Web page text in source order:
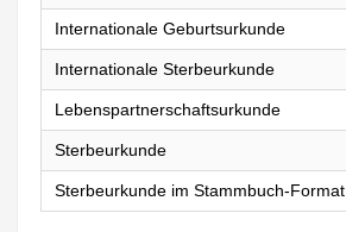
Internationale Geburtsurkunde
Internationale Sterbeurkunde
Lebenspartnerschaftsurkunde
Sterbeurkunde
Sterbeurkunde im Stammbuch-Format